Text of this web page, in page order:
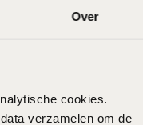
Over
cookies.
verzamelen om de